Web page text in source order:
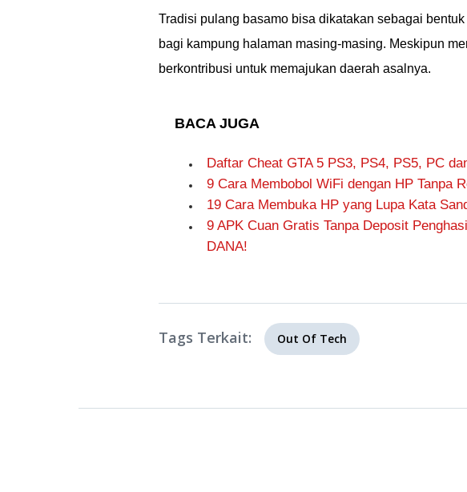
Tradisi pulang basamo bisa dikatakan sebagai
bagi kampung halaman masing-masing. Meskipun
berkontribusi untuk memajukan daerah asalnya.
BACA JUGA
Daftar Cheat GTA 5 PS3, PS4, PS5, PC
9 Cara Membobol WiFi dengan HP Tanpa
19 Cara Membuka HP yang Lupa Kata
9 APK Cuan Gratis Tanpa Deposit
DANA!
Tags Terkait: Out Of Tech